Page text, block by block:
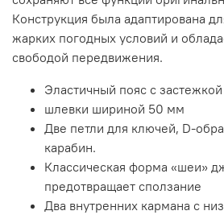
Конструкция была адаптирована
жарких погодных условий и
свободой передвижения.
Эластичный пояс с
шлевки шириной 50 мм
Две петли для ключей, D-
карабин.
Классическая форма «шеи»
предотвращает сползание
Два внутренних кармана с